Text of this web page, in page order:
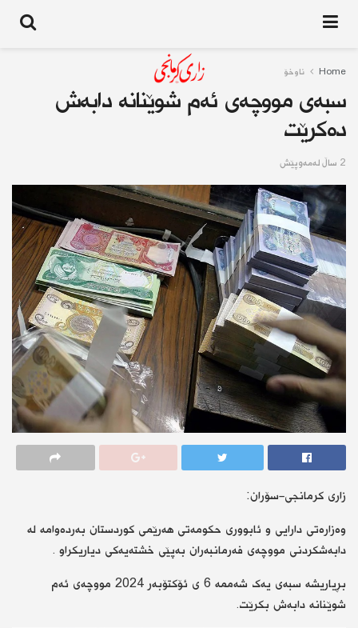
Home ناوخۆ
سبەی مووچەی ئەم شوێنانە دابەش
دەکرێت
2 ساڵ له‌مه‌وپێش
زاری كرمانجی-سۆران:
وەزارەتی دارایی و ئابووری حکومەتی هەرێمی کوردستان بەردەوامە لە
دابەشکردنی مووچەی فەرمانبەران بەپێی خشتەیەکی دیاریکراو .
بڕیاریشە سبەی یەک شەممە 6 ی ئۆکتۆبەر 2024 مووچەی ئەم
شوێنانە دابەش بکرێت.